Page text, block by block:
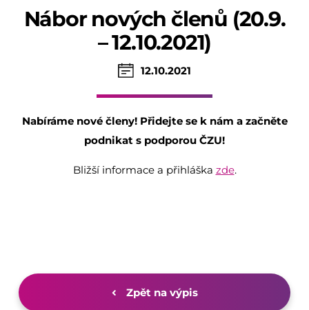
Nábor nových členů (20.9.
– 12.10.2021)
12.10.2021
Nabíráme nové členy! Přidejte se k nám a začněte
podnikat s podporou ČZU!
Bližší informace a přihláška zde.
Zpět na výpis